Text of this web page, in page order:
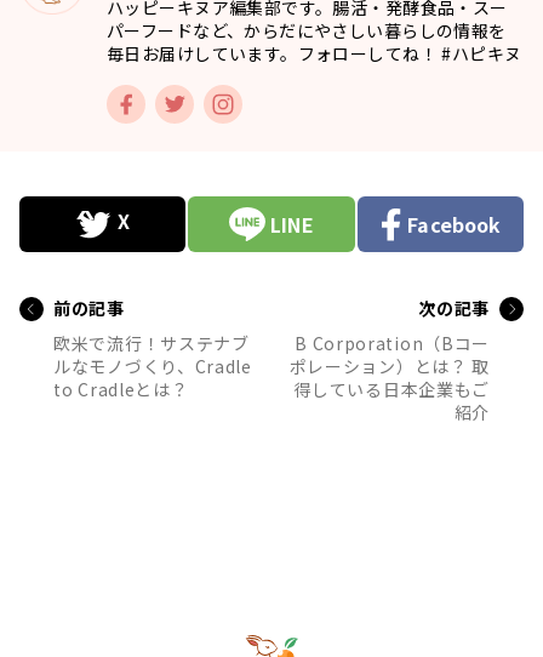
ハッピーキヌア編集部です。腸活・発酵食品・スー
パーフードなど、からだにやさしい暮らしの情報を
毎日お届けしています。フォローしてね！ #ハピキヌ
LINE Facebook
前の記事
欧米で流行！サステナブ
ルなモノづくり、Cradle
to Cradleとは？
次の記事
B Corporation（Bコー
ポレーション）とは？ 取
得している日本企業もご
紹介